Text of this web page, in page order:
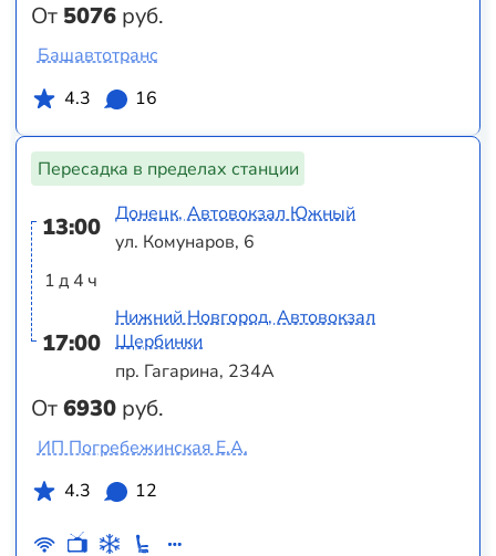
От 5076 руб.
Башавтотранс
4.3
16
Пересадка в пределах станции
13:00
1 д 4 ч
17:00
От6930 руб.
Донецк, Автовокзал Южный
ул. Комунаров, 6
Нижний Новгород, Автовокзал
Щербинки
пр. Гагарина, 234А
ИП Погребежинская Е.А.
4.3
12